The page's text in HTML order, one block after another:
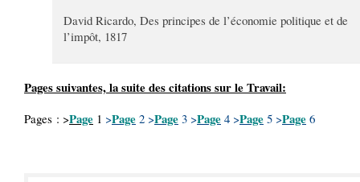
David Ricardo, Des principes de l’économie politique et de
l’impôt, 1817
Pages suivantes, la suite des citations sur le Travail:
Pages : >Page 1 >Page 2 >Page 3 >Page 4 >Page 5 >Page 6